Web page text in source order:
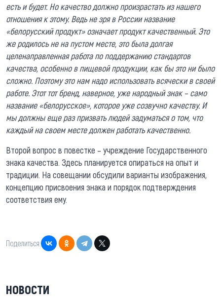
есть и будет. Но качество должно произрастать из нашего
отношения к этому. Ведь не зря в России название
«белорусский продукт» означает продукт качественный. Это
же родилось не на пустом месте, это была долгая
целенаправленная работа по поддержанию стандартов
качества, особенно в пищевой продукции, как бы это ни было
сложно. Поэтому это нам надо использовать всячески в своей
работе. Этот тот бренд, наверное, уже народный знак – само
название «белорусское», которое уже созвучно качеству. И
мы должны еще раз призвать людей задуматься о том, что
каждый на своем месте должен работать качественно.
Второй вопрос в повестке – учреждение Государственного
знака качества. Здесь планируется опираться на опыт и
традиции. На совещании обсудили варианты изображения,
концепцию присвоения знака и порядок подтверждения
соответствия ему.
Поделиться:
НОВОСТИ